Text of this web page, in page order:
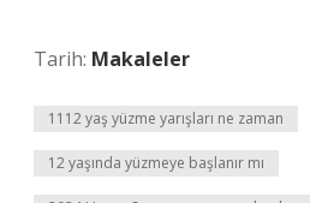
Tarih: Makaleler
1112 yaş yüzme yarışları ne zaman
12 yaşında yüzmeye başlanır mı